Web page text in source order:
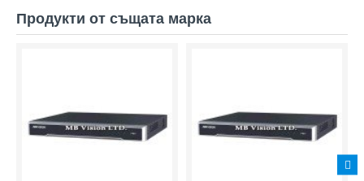
Продукти от същата марка